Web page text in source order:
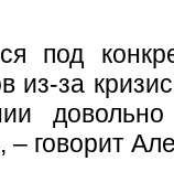
под
из-за
говорит